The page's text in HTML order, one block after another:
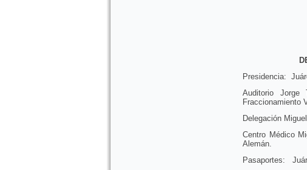
Presidencia:
Auditorio
Fraccionamiento
Delegación
Centro Médico
Alemán.
Pasaportes: